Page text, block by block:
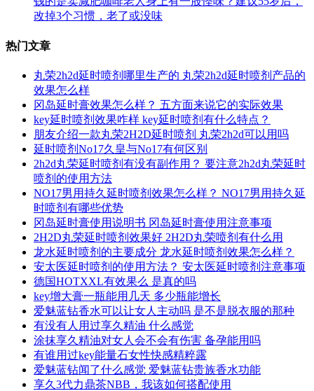
改掉3个习惯，老了或没味
热门文章
丸荣2h2d延时喷剂哪里生产的 丸荣2h2d延时喷剂产品的
效果怎么样
冈岛延时膏效果怎么样？ 五方面来说它的实际效果
key延时喷剂效果咋样 key延时喷剂有什么特点？
朋友介绍一款丸荣2H2D延时喷剂 丸荣2h2d可以用吗
延时喷剂No17久皇与No17有何区别
2h2d丸荣延时喷剂有没有副作用？ 要注意2h2d丸荣延时
喷剂的使用方法
NO17男用持久延时喷剂效果怎么样？ NO17男用持久延
时喷剂有哪些优势
冈岛延时膏使用说明书 冈岛延时膏使用注意事项
2H2D丸荣延时喷剂效果好 2H2D丸荣喷剂有什么用
龙水延时喷剂的主要成分 龙水延时喷剂效果怎么样？
安太医延时喷剂的使用方法？ 安太医延时喷剂注意事项
德国HOTXXL有效果么 是真的吗
key增大膏一瓶能用几天 多少瓶能增长
爱魅蓝钻香水可以让女人主动吗 是不是脱衣服的那种
有没有人用过享久精油 什么感觉
涂抹享久精油对女人会不会有伤害 备孕能用吗
有谁用过key能量石女性快感精粹露
爱魅蓝钻闻了什么感觉 爱魅蓝钻贵族香水功能
享久3代力鼎茶NBB，我该如何搭配使用